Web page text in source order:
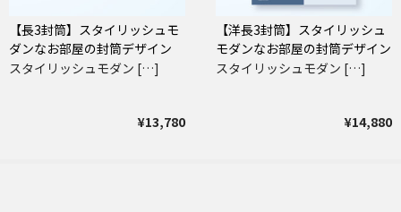
【長3封筒】スタイリッシュモ
ダンなお部屋の封筒デザイン
スタイリッシュモダン […]
¥13,780
【洋長3封筒】スタイリッシュ
モダンなお部屋の封筒デザイン
スタイリッシュモダン […]
¥14,880